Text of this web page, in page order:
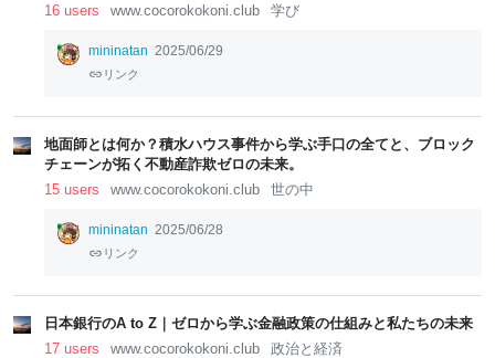
16 users
www.cocorokokoni.club 学び
mininatan 2025/06/29
リンク
地面師とは何か？積水ハウス事件から学ぶ手口の全てと、ブロック
チェーンが拓く不動産詐欺ゼロの未来。
15 users
www.cocorokokoni.club 世の中
mininatan 2025/06/28
リンク
日本銀行のA to Z｜ゼロから学ぶ金融政策の仕組みと私たちの未来
17 users
www.cocorokokoni.club 政治と経済